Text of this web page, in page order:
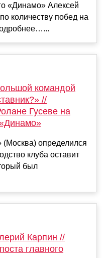
«Динамо» Алексей
количеству побед на
командой
//
Гусеве на
определился
клуба оставит
был
Карпин //
главного